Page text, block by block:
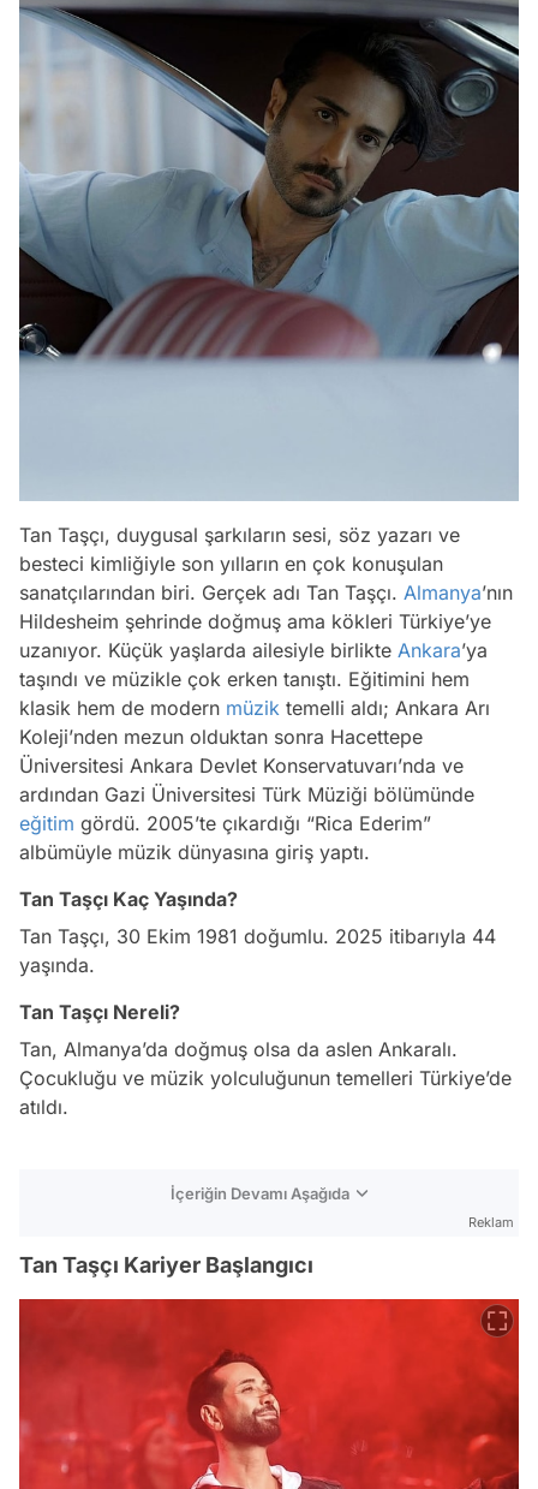
Tan Taşçı, duygusal şarkıların sesi, söz yazarı ve
besteci kimliğiyle son yılların en çok konuşulan
sanatçılarından biri. Gerçek adı Tan Taşçı. Almanya’nın
Hildesheim şehrinde doğmuş ama kökleri Türkiye’ye
uzanıyor. Küçük yaşlarda ailesiyle birlikte Ankara’ya
taşındı ve müzikle çok erken tanıştı. Eğitimini hem
klasik hem de modern müzik temelli aldı; Ankara Arı
Koleji’nden mezun olduktan sonra Hacettepe
Üniversitesi Ankara Devlet Konservatuvarı’nda ve
ardından Gazi Üniversitesi Türk Müziği bölümünde
eğitim gördü. 2005’te çıkardığı “Rica Ederim”
albümüyle müzik dünyasına giriş yaptı.
Tan Taşçı Kaç Yaşında?
Tan Taşçı, 30 Ekim 1981 doğumlu. 2025 itibarıyla 44
yaşında.
Tan Taşçı Nereli?
Tan, Almanya’da doğmuş olsa da aslen Ankaralı.
Çocukluğu ve müzik yolculuğunun temelleri Türkiye’de
atıldı.
İçeriğin Devamı Aşağıda
Reklam
Tan Taşçı Kariyer Başlangıcı